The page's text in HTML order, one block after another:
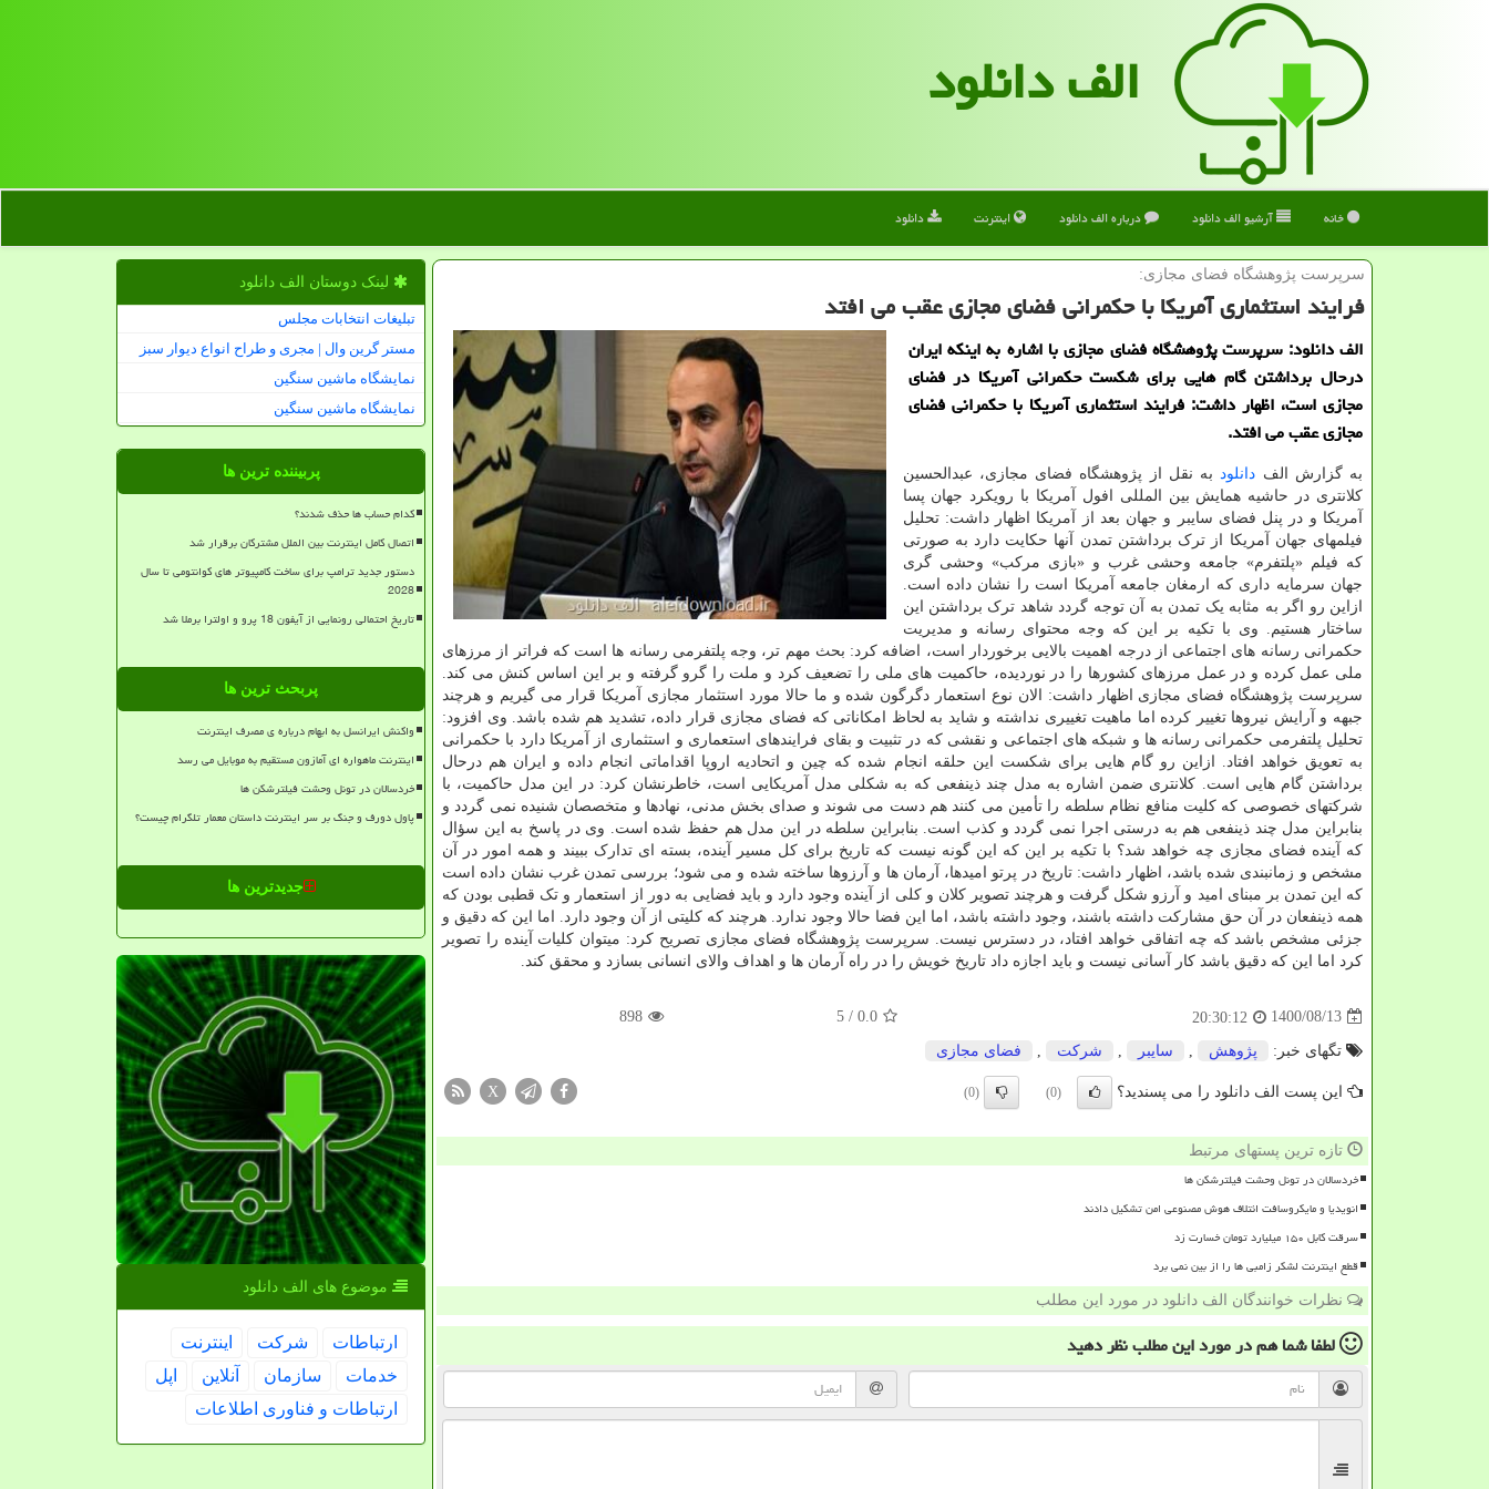
الف دانلود
خانه آرشیو الف دانلود درباره الف دانلود اینترنت دانلود
سرپرست پژوهشگاه فضای مجازی:
فرایند استثماری آمریکا با حکمرانی فضای مجازی عقب می افتد
الف دانلود: سرپرست پژوهشگاه فضای مجازی با اشاره به اینکه ایران
درحال برداشتن گام هایی برای شکست حکمرانی آمریکا در فضای
مجازی است، اظهار داشت: فرایند استثماری آمریکا با حکمرانی فضای
مجازی عقب می افتد.
به گزارش الف دانلودبه نقل از پژوهشگاه فضای مجازی، عبدالحسین
کلانتری در حاشیه همایش بین المللی افول آمریکا با رویکرد جهان پسا
آمریکا و در پنل فضای سایبر و جهان بعد از آمریکا اظهار داشت: تحلیل
فیلمهای جهان آمریکا از ترک برداشتن تمدن آنها حکایت دارد به صورتی
که فیلم «پلتفرم» جامعه وحشی غرب و «بازی مرکب» وحشی گری
جهان سرمایه داری که ارمغان جامعه آمریکا است را نشان داده است.
ازاین رو اگر به مثابه یک تمدن به آن توجه گردد شاهد ترک برداشتن این
ساختار هستیم. وی با تکیه بر این که وجه محتوای رسانه و مدیریت
حکمرانی رسانه های اجتماعی از درجه اهمیت بالایی برخوردار است، اضافه کرد: بحث مهم تر، وجه پلتفرمی رسانه ها است که فراتر از مرزهای
ملی عمل کرده و در عمل مرزهای کشورها را در نوردیده، حاکمیت های ملی را تضعیف کرد و ملت را گرو گرفته و بر این اساس کنش می کند.
سرپرست پژوهشگاه فضای مجازی اظهار داشت: الان نوع استعمار دگرگون شده و ما حالا مورد استثمار مجازی آمریکا قرار می گیریم و هرچند
جبهه و آرایش نیروها تغییر کرده اما ماهیت تغییری نداشته و شاید به لحاظ امکاناتی که فضای مجازی قرار داده، تشدید هم شده باشد. وی افزود:
تحلیل پلتفرمی حکمرانی رسانه ها و شبکه های اجتماعی و نقشی که در تثبیت و بقای فرایندهای استعماری و استثماری از آمریکا دارد با حکمرانی
به تعویق خواهد افتاد. ازاین رو گام هایی برای شکست این حلقه انجام شده که چین و اتحادیه اروپا اقداماتی انجام داده و ایران هم درحال
برداشتن گام هایی است. کلانتری ضمن اشاره به مدل چند ذینفعی که به شکلی مدل آمریکایی است، خاطرنشان کرد: در این مدل حاکمیت، با
شرکتهای خصوصی که کلیت منافع نظام سلطه را تأمین می کنند هم دست می شوند و صدای بخش مدنی، نهادها و متخصصان شنیده نمی گردد و
بنابراین مدل چند ذینفعی هم به درستی اجرا نمی گردد و کذب است. بنابراین سلطه در این مدل هم حفظ شده است. وی در پاسخ به این سؤال
که آینده فضای مجازی چه خواهد شد؟ با تکیه بر این که این گونه نیست که تاریخ برای کل مسیر آینده، بسته ای تدارک ببیند و همه امور در آن
مشخص و زمانبندی شده باشد، اظهار داشت: تاریخ در پرتو امیدها، آرمان ها و آرزوها ساخته شده و می شود؛ بررسی تمدن غرب نشان داده است
که این تمدن بر مبنای امید و آرزو شکل گرفت و هرچند تصویر کلان و کلی از آینده وجود دارد و باید فضایی به دور از استعمار و تک قطبی بودن که
همه ذینفعان در آن حق مشارکت داشته باشند، وجود داشته باشد، اما این فضا حالا وجود ندارد. هرچند که کلیتی از آن وجود دارد. اما این که دقیق و
جزئی مشخص باشد که چه اتفاقی خواهد افتاد، در دسترس نیست. سرپرست پژوهشگاه فضای مجازی تصریح کرد: میتوان کلیات آینده را تصویر
کرد اما این که دقیق باشد کار آسانی نیست و باید اجازه داد تاریخ خویش را در راه آرمان ها و اهداف والای انسانی بسازد و محقق کند.
1400/08/13
20:30:12
0.0
/ 5
898
تگهای خبر: پژوهش سایبر شركت فضای مجازی
این پست الف دانلود را می پسندید؟ (0)
(0)
X
تازه ترین پستهای مرتبط
خردسالان در تونل وحشت فیلترشکن ها
انویدیا و مایکروسافت ائتلاف هوش مصنوعی امن تشکیل دادند
سرقت کابل ۱۵۰ میلیارد تومان خسارت زد
قطع اینترنت لشکر زامبی ها را از بین نمی برد
نظرات خوانندگان الف دانلود در مورد این مطلب
لطفا شما همدر مورد این مطلبنظر دهید
لینک دوستان الف دانلود
تبلیغات انتخابات مجلس
مستر گرین وال | مجری و طراح انواع دیوار سبز
نمایشگاه ماشین سنگین
نمایشگاه ماشین سنگین
پربیننده ترین ها
کدام حساب ها حذف شدند؟
اتصال کامل اینترنت بین الملل مشترکان برقرار شد
دستور جدید ترامپ برای ساخت کامپیوتر های کوانتومی تا سال
2028
تاریخ احتمالی رونمایی از آیفون 18 پرو و اولترا برملا شد
پربحث ترین ها
واکنش ایرانسل به ابهام درباره ی مصرف اینترنت
اینترنت ماهواره ای آمازون مستقیم به موبایل می رسد
خردسالان در تونل وحشت فیلترشکن ها
پاول دورف و جنگ بر سر اینترنت داستان معمار تلگرام چیست؟
جدیدترین ها
موضوع های الف دانلود
ارتباطات شركت
اینترنت
خدمات
سازمان آنلاین
اپل
ارتباطات و فناوری اطلاعات